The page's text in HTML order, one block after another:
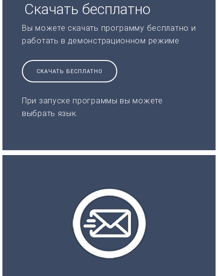
Скачать бесплатно
Вы можете скачать программу бесплатно и
работать в демонстрационном режиме
СКАЧАТЬ БЕСПЛАТНО
При запуске программы вы можете
выбрать язык.